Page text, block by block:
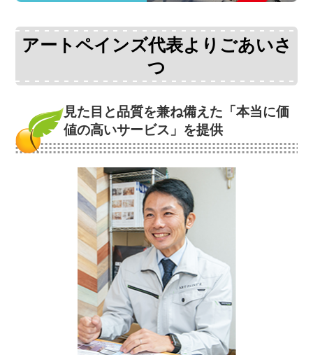
アートペインズ代表よりごあいさ
つ
見た目と品質を兼ね備えた 「本当に価
値の高いサービス」を提供